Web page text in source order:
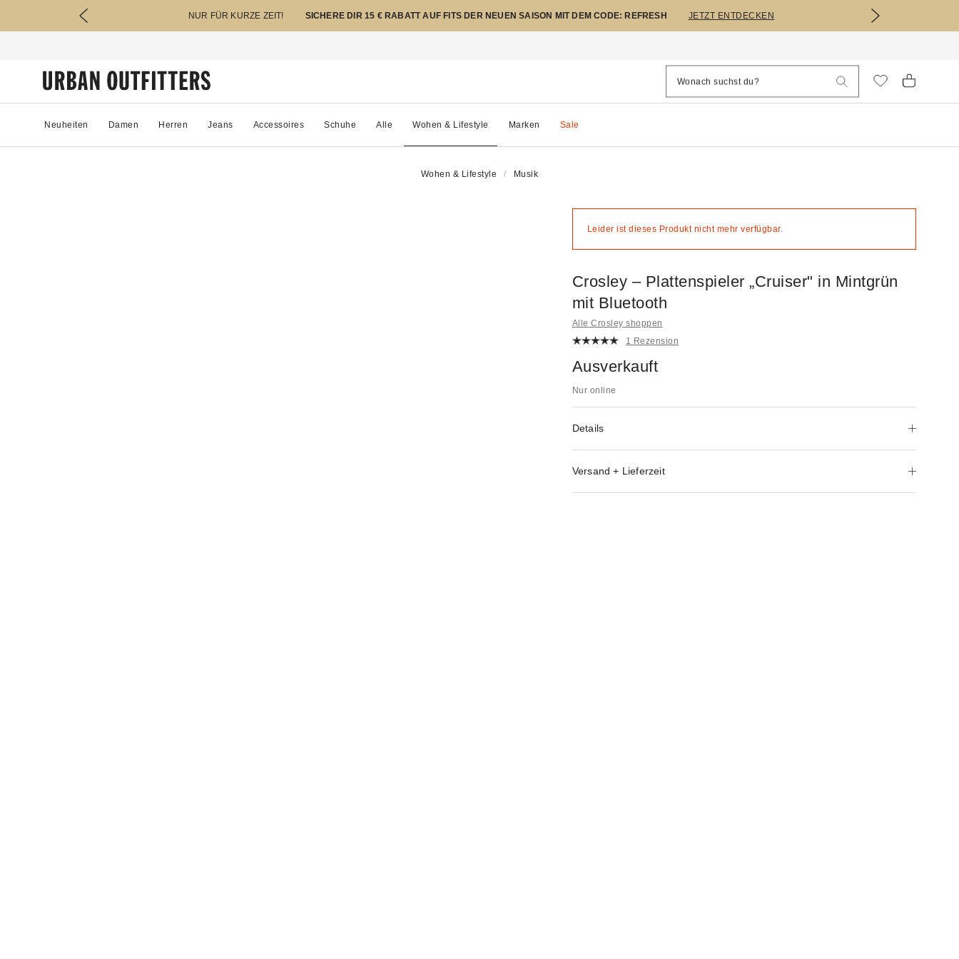
NUR FÜR KURZE ZEIT! SICHERE DIR 15 € RABATT AUF FITS DER NEUEN SAISON MIT DEM CODE: REFRESH JETZT ENTDECKEN
Neuheiten Damen Herren Jeans Accessoires Schuhe Alle Wohen & Lifestyle Marken Sale
Wohen & Lifestyle Musik
Leider ist dieses Produkt nicht mehr verfügbar.
Crosley – Plattenspieler „Cruiser" in Mintgrün
mit Bluetooth
Alle Crosley shoppen
1 Rezension
Ausverkauft
Nur online
Details
Versand + Lieferzeit